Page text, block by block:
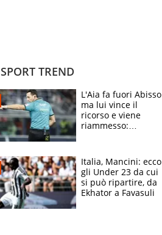
SPORT TREND
L'Aia fa fuori Abisso
ma lui vince il
ricorso e viene
riammesso:
Italia, Mancini: ecco
gli Under 23 da cui
si può ripartire, da
Ekhator a Favasuli